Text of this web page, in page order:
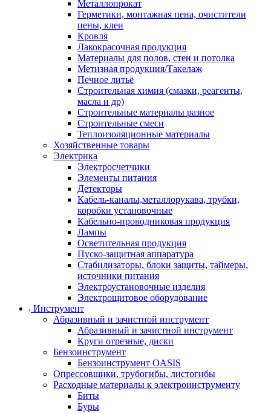
Металлопрокат
Герметики, монтажная пена, очистители
пены, клеи
Кровля
Лакокрасочная продукция
Материалы для полов, стен и потолка
Метизная продукция/Такелаж
Печное литьё
Строительная химия (смазки, реагенты,
масла и др)
Строительные материалы разное
Строительные смеси
Теплоизоляционные материалы
Хозяйственные товары
Электрика
Электросчетчики
Элементы питания
Детекторы
Кабель-каналы,металлорукава, трубки,
коробки установочные
Кабельно-проводниковая продукция
Лампы
Осветительная продукция
Пуско-защитная аппаратура
Стабилизаторы, блоки защиты, таймеры,
источники питания
Электроустановочные изделия
Электрощитовое оборудование
Инструмент
Абразивный и зачистной инструмент
Абразивный и зачистной инструмент
Круги отрезные, диски
Бензоинструмент
Бензоинструмент OASIS
Опрессовщики, трубогибы, листогибы
Расходные материалы к электроинструменту
Биты
Буры